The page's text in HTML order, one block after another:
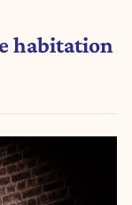
habitation